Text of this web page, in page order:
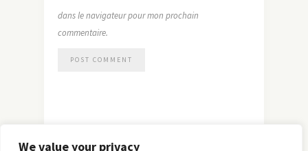
We value your privacy
dans le navigateur pour mon prochain
commentaire.